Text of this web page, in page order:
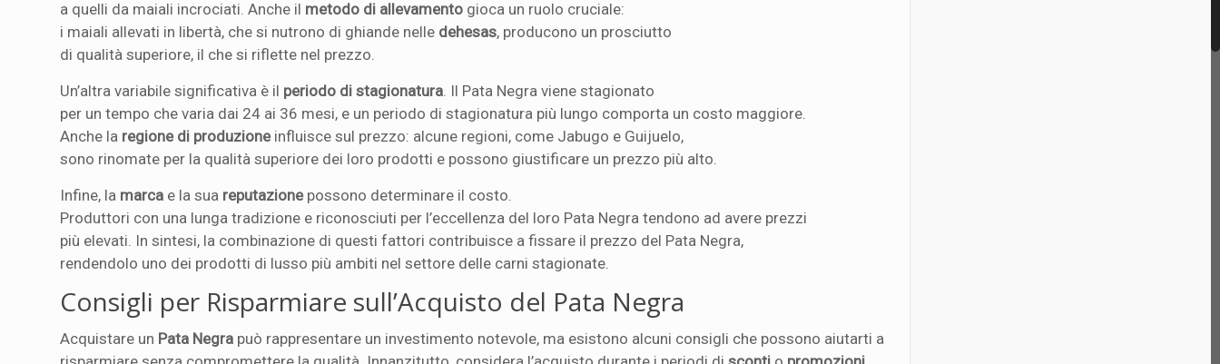
a quelli da maiali incrociati. Anche il metodo di allevamento gioca un ruolo cruciale:
i maiali allevati in libertà, che si nutrono di ghiande nelle dehesas, producono un prosciutto
di qualità superiore, il che si riflette nel prezzo.
Un’altra variabile significativa è il periodo di stagionatura. Il Pata Negra viene stagionato
per un tempo che varia dai 24 ai 36 mesi, e un periodo di stagionatura più lungo comporta un costo maggiore.
Anche la regione di produzioneinfluisce sul prezzo: alcune regioni, come Jabugo e Guijuelo,
sono rinomate per la qualità superiore dei loro prodotti e possono giustificare un prezzo più alto.
Infine, la marca e la sua reputazionepossono determinare il costo.
Produttori con una lunga tradizione e riconosciuti per l’eccellenza del loro Pata Negra tendono ad avere prezzi
più elevati. In sintesi, la combinazione di questi fattori contribuisce a fissare il prezzo del Pata Negra,
rendendolo uno dei prodotti di lusso più ambiti nel settore delle carni stagionate.
Consigli per Risparmiare sull’Acquisto del Pata Negra
Acquistare un Pata Negra può rappresentare un investimento notevole, ma esistono alcuni consigli che possono aiutarti a